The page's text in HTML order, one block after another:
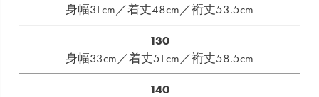
身幅31cm／着丈48cm／裄丈53.5cm
130
身幅33cm／着丈51cm／裄丈58.5cm
140